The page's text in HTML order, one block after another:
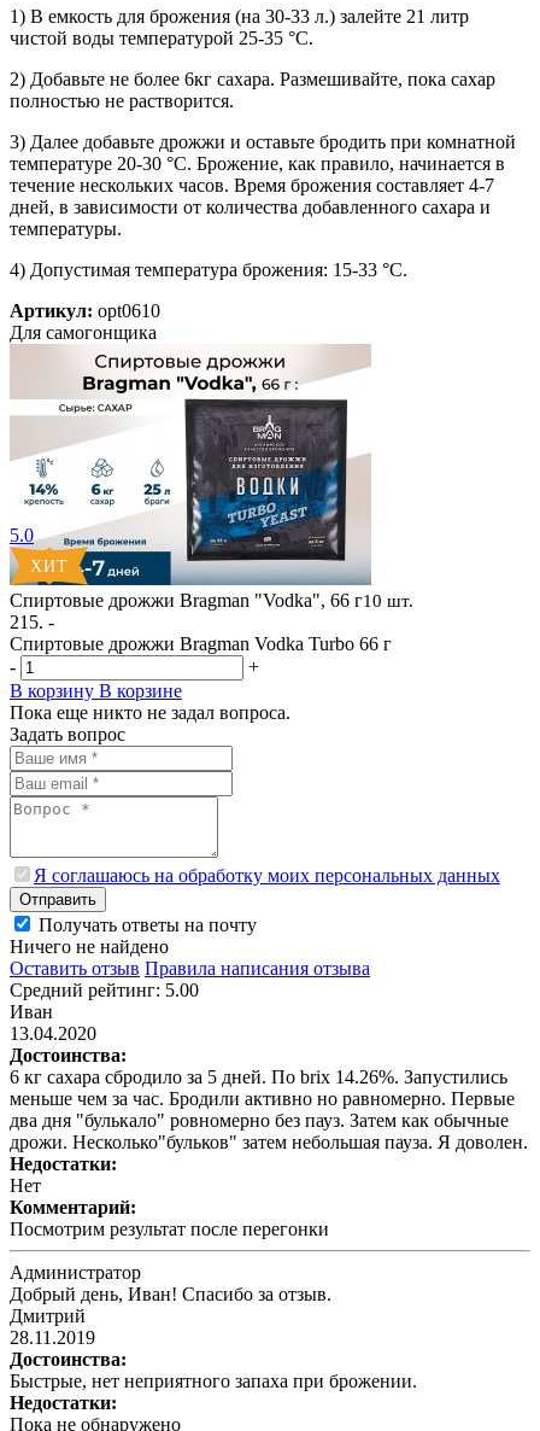
1) В емкость для брожения (на 30-33 л.) залейте 21 литр
чистой воды температурой 25-35 °C.
2) Добавьте не более 6кг сахара. Размешивайте, пока сахар
полностью не растворится.
3) Далее добавьте дрожжи и оставьте бродить при комнатной
температуре 20-30 °C. Брожение, как правило, начинается в
течение нескольких часов. Время брожения составляет 4-7
дней, в зависимости от количества добавленного сахара и
температуры.
4) Допустимая температура брожения: 15-33 °C.
Артикул: opt0610
Для самогонщика
5.0
Спиртовые дрожжи Bragman "Vodka", 66 г10 шт.
215. -
Спиртовые дрожжи Bragman Vodka Turbo 66 г
-
+
В корзину В корзине
Пока еще никто не задал вопроса.
Задать вопрос
Я соглашаюсь на обработку моих персональных данных
Отправить
Получать ответы на почту
Ничего не найдено
Оставить отзыв Правила написания отзыва
Средний рейтинг: 5.00
Иван
13.04.2020
Достоинства:
6 кг сахара сбродило за 5 дней. По brix 14.26%. Запустились
меньше чем за час. Бродили активно но равномерно. Первые
два дня "булькало" ровномерно без пауз. Затем как обычные
дрожи. Несколько"бульков" затем небольшая пауза. Я доволен.
Недостатки:
Нет
Комментарий:
Посмотрим результат после перегонки
Администратор
Добрый день, Иван! Спасибо за отзыв.
Дмитрий
28.11.2019
Достоинства:
Быстрые, нет неприятного запаха при брожении.
Недостатки:
Пока не обнаружено